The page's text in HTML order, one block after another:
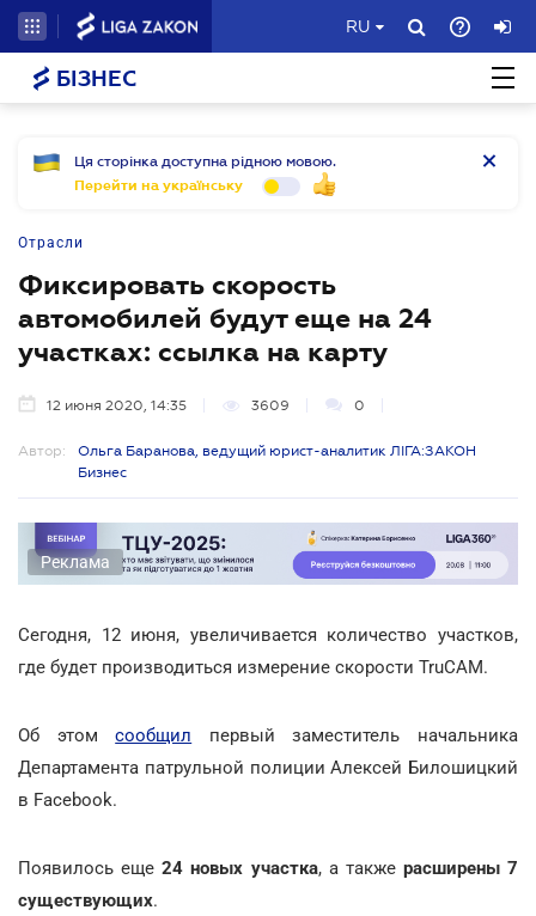
RU
БІЗНЕС
Ця сторінка доступна рідною мовою.
Перейти на українську
Отрасли
Фиксировать скорость
автомобилей будут еще на 24
участках: ссылка на карту
12 июня 2020, 14:35 3609 0
Автор:
Ольга Баранова, ведущий юрист-аналитик ЛІГА:ЗАКОН
Бизнес
Реклама
Сегодня, 12 июня, увеличивается количество участков,
где будет производиться измерение скорости TruCAM.
Об этомсообщил первый заместитель начальника
Департамента патрульной полиции Алексей Билошицкий
в Facebook.
Появилось еще24 новых участка, а также расширены 7
существующих.